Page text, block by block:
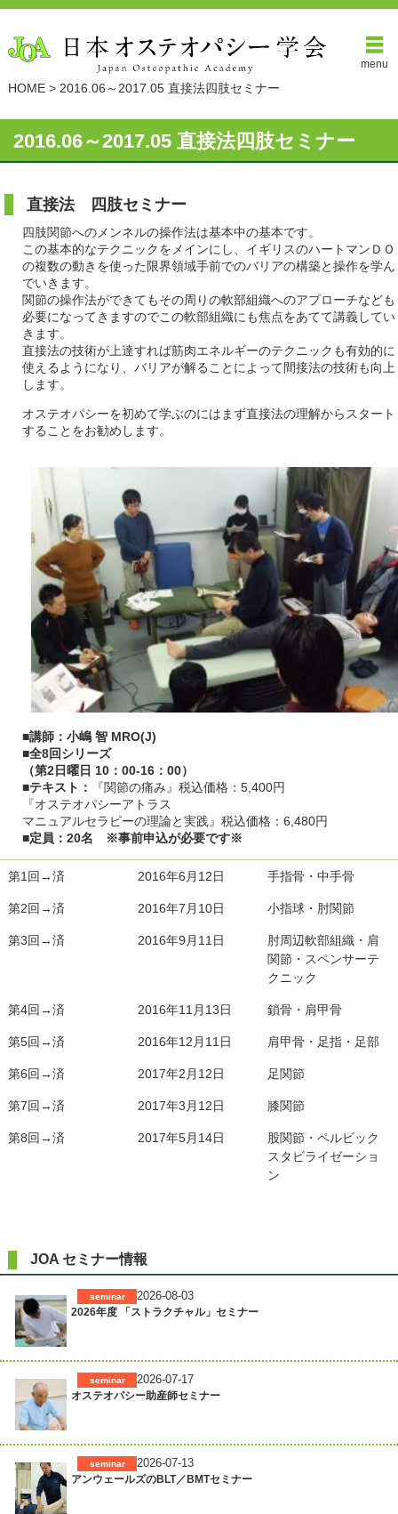
menu
HOME> 2016.06～2017.05 直接法四肢セミナー
2016.06～2017.05 直接法四肢セミナー
直接法 四肢セミナー
四肢関節へのメンネルの操作法は基本中の基本です。
この基本的なテクニックをメインにし、イギリスのハートマンＤＯ
の複数の動きを使った限界領域手前でのバリアの構築と操作を学ん
でいきます。
関節の操作法ができてもその周りの軟部組織へのアプローチなども
必要になってきますのでこの軟部組織にも焦点をあてて講義してい
きます。
直接法の技術が上達すれば筋肉エネルギーのテクニックも有効的に
使えるようになり、バリアが解ることによって間接法の技術も向上
します。
オステオパシーを初めて学ぶのにはまず直接法の理解からスタート
することをお勧めします。
■講師：小嶋 智 MRO(J)
■全8回シリーズ
（第2日曜日 10：00-16：00）
■テキスト：
『関節の痛み』税込価格：5,400円
『オステオパシーアトラス
マニュアルセラピーの理論と実践』税込価格：6,480円
■定員：20名 ※事前申込が必要です※
第1回→済 2016年6月12日 手指骨・中手骨
第2回→済 2016年7月10日 小指球・肘関節
第3回→済 2016年9月11日
肘周辺軟部組織・肩
関節・スペンサーテ
クニック
第4回→済 2016年11月13日 鎖骨・肩甲骨
第5回→済 2016年12月11日 肩甲骨・足指・足部
第6回→済 2017年2月12日 足関節
第7回→済 2017年3月12日 膝関節
第8回→済 2017年5月14日
股関節・ペルビック
スタビライゼーショ
ン
JOA セミナー情報
2026-08-03
seminar
2026年度 「ストラクチャル」セミナー
2026-07-17
seminar
オステオパシー助産師セミナー
2026-07-13
seminar
アンウェールズのBLT／BMTセミナー